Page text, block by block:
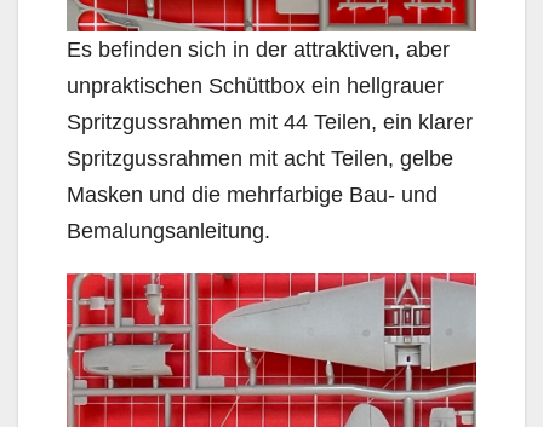
Es befinden sich in der attraktiven, aber
unpraktischen Schüttbox ein hellgrauer
Spritzgussrahmen mit 44 Teilen, ein klarer
Spritzgussrahmen mit acht Teilen, gelbe
Masken und die mehrfarbige Bau- und
Bemalungsanleitung.